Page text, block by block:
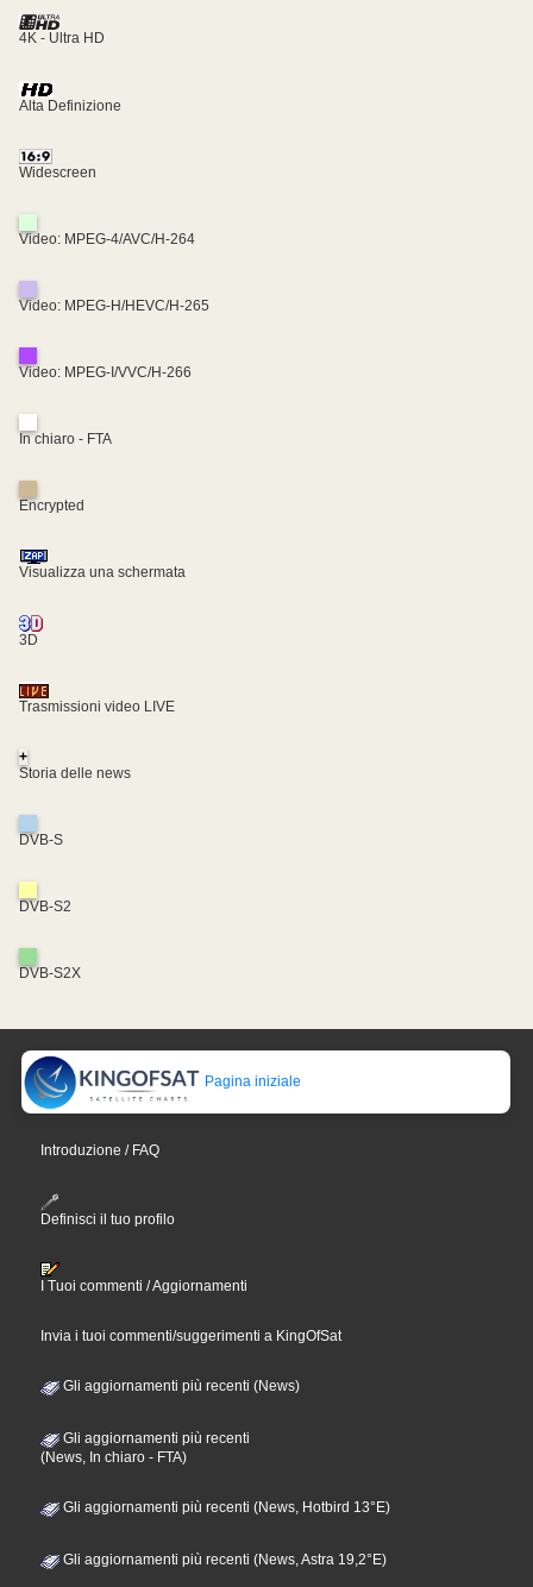
4K - Ultra HD
Alta Definizione
Widescreen
Video: MPEG-4/AVC/H-264
Video: MPEG-H/HEVC/H-265
Video: MPEG-I/VVC/H-266
In chiaro - FTA
Encrypted
Visualizza una schermata
3D
Trasmissioni video LIVE
+
Storia delle news
DVB-S
DVB-S2
DVB-S2X
Pagina iniziale
Introduzione / FAQ
Definisci il tuo profilo
I Tuoi commenti / Aggiornamenti
Invia i tuoi commenti/suggerimenti a KingOfSat
Gli aggiornamenti più recenti (News)
Gli aggiornamenti più recenti
(News, In chiaro - FTA)
Gli aggiornamenti più recenti (News, Hotbird 13°E)
Gli aggiornamenti più recenti (News, Astra 19,2°E)